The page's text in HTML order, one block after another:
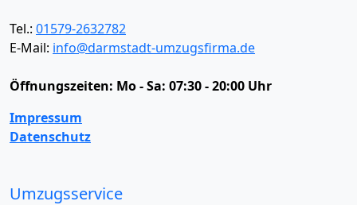
Tel.: 01579-2632782
E-Mail: info@darmstadt-umzugsfirma.de
Öffnungszeiten: Mo - Sa: 07:30 - 20:00 Uhr
Impressum
Datenschutz
Umzugsservice